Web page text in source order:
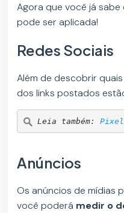
Agora que você já
pode ser aplicada!
Redes Sociais
Além de descobrir
dos links postados
Leia também: Pixel
Anúncios
Os anúncios de mídias
você poderá medir o